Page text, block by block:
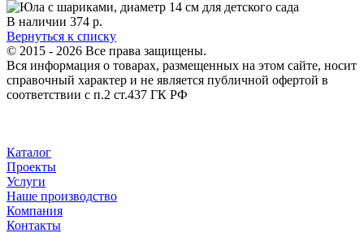
В наличии 374 р.
Вернуться к списку
© 2015 - 2026 Все права защищены.
Вся информация о товарах, размещенных на этом сайте, носит
справочный характер и не является публичной офертой в
соответствии с п.2 ст.437 ГК РФ
Каталог
Проекты
Услуги
Наше производство
Компания
Контакты